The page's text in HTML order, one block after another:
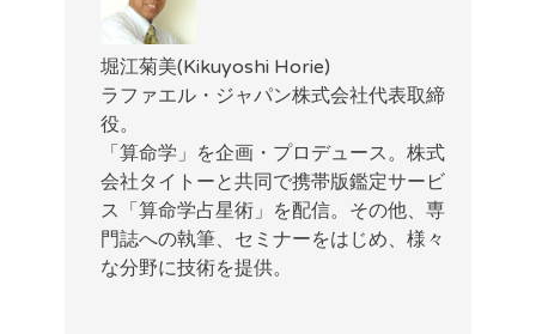
堀江菊美(Kikuyoshi Horie)
ラファエル・ジャパン株式会社代表取締
役。
「算命学」を企画・プロデュース。株式
会社タイトーと共同で携帯版鑑定サービ
ス「算命学占星術」を配信。その他、専
門誌への執筆、セミナーをはじめ、様々
な分野に技術を提供。